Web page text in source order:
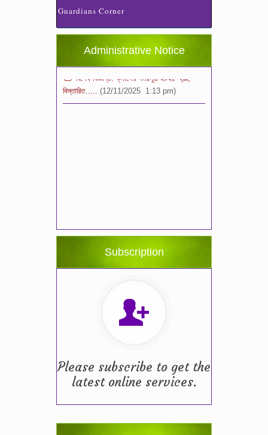
Guardians Corner
Administrative Notice
২০২৬ শিক্ষাবর্ষে ভর্তি পুন: বিজ্ঞপ্তিঃ শিশু থেকে নবম
শ্রেণি পযর্ন্ত ফরম বিতরন চলছে… বিস্তারিত
বিশেষ বিজ্ঞপ্তি: ক্লাসের সময়সূচি ২০২৫ খ্রীঃ,
বিস্তারিত….. (12/11/2025 1:13 pm)
Subscription
Please subscribe to get the
latest online services.